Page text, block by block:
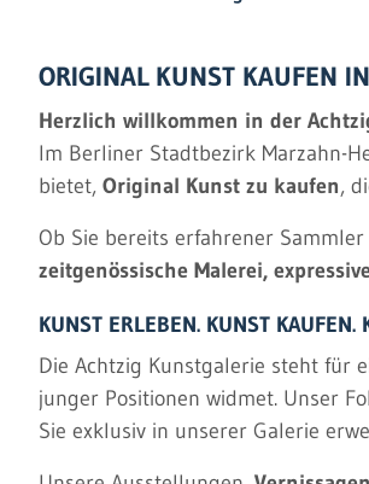
ORIGINAL KUNST KAUFEN
Herzlich willkommen in der
Im Berliner Stadtbezirk Marzahn-
bietet, Original Kunst zu kaufen,
Ob Sie bereits erfahrener
zeitgenössische Malerei,
KUNST ERLEBEN. KUNST KAUFEN.
Die Achtzig Kunstgalerie steht für
junger Positionen widmet. Unser
Sie exklusiv in unserer Galerie